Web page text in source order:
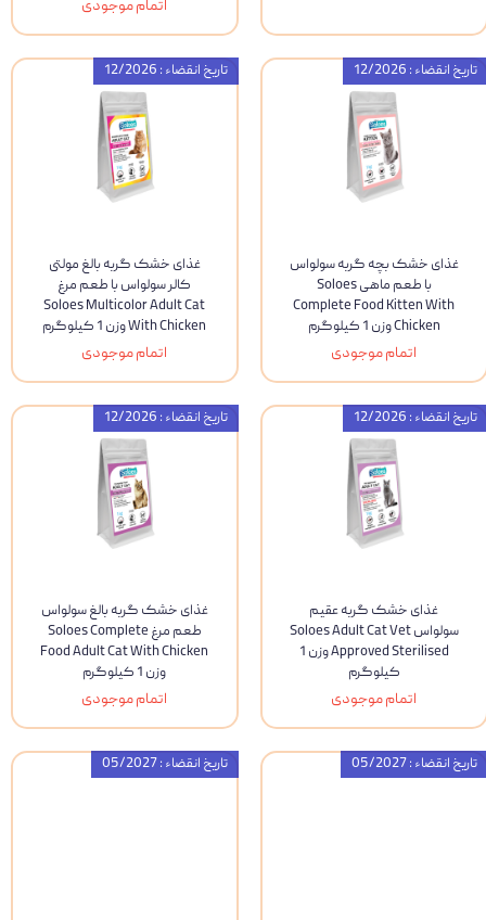
اتمام موجودی
غذای خشک بچه گربه سولواس
با طعم ماهی Soloes
Complete Food Kitten With
Chicken وزن 1 کیلوگرم
اتمام موجودی
تاریخ انقضاء : 12/2026
غذای خشک گربه بالغ مولتی
کالر سولواس با طعم مرغ
Soloes Multicolor Adult Cat
With Chicken وزن 1 کیلوگرم
اتمام موجودی
تاریخ انقضاء : 12/2026
غذای خشک گربه عقیم
سولواس Soloes Adult Cat Vet
Approved Sterilised وزن 1
کیلوگرم
اتمام موجودی
تاریخ انقضاء : 12/2026
غذای خشک گربه بالغ سولواس
طعم مرغ Soloes Complete
Food Adult Cat With Chicken
وزن 1 کیلوگرم
اتمام موجودی
تاریخ انقضاء : 12/2026
تاریخ انقضاء : 05/2027 تاریخ انقضاء : 05/2027